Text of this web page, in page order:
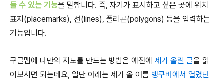
들 수 있는 기능을 말합니다. 즉, 자기가 표시하고 싶은 곳에 위치
표지(placemarks), 선(lines), 폴리곤(polygons) 등을 입력하는
기능입니다.
구글맵에 나만의 지도를 만드는 방법은 예전에 제가 올린 글을 읽
어보시면 되는데요, 일단 아래는 제가 올 여름 뱅쿠버에서 열렸던